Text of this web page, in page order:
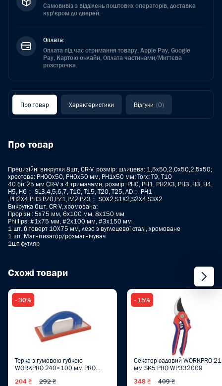
Самовивіз з відділень поштових операторів, доставка
кур'єром до дверей.
Оплата:
Оплата під час отримання товару, Apple Pay, Google
Pay, Картою онлайн, Оплата частинами/Миттєва
розстрочка.
Про товар Характеристики Відгуки (0)
Про товар
Прецизійні викрутки 8шт, CR-V, розмір: шлицева: 1,5x50,2,0x50,2,5x50;
хрестова: PH00x50, PH0x50 мм, PH1x50 мм; Torx: T9, T10
40 біт 25 мм CR-V з 4 тримачами, розмір: PH0, PH1, PH2X3, PH3, H3, H4,
H5, H6； SL3,4,5,6,7, T10, T15, T20, T25, AD； PH1
,PH2X4,PH3,PZ0,PZ1,PZ2,PZ3； S0X2,S1X2,S2X4,S3X2
Викрутка 6шт, CR-V, хромована:
Прорізні: 5х75 мм, 6х100 мм, 8х150 мм
Phillips: #1x75 мм, #2x100 мм, #3x150 мм
1 шт. бітоверт 10X75 мм, лезо з вуглецевої сталі, хромоване
1 шт. Магнітизатор/розмагнічувач
1шт футляр
Схожі товари
- 30%
Терка з гумовою губкою
WORKPRO 240×100 мм PRO
204 ₴ 292 ₴
- 15%
Секатор садовий WORKPRO
мм SK5 PRO WP332009
348 ₴ 409 ₴